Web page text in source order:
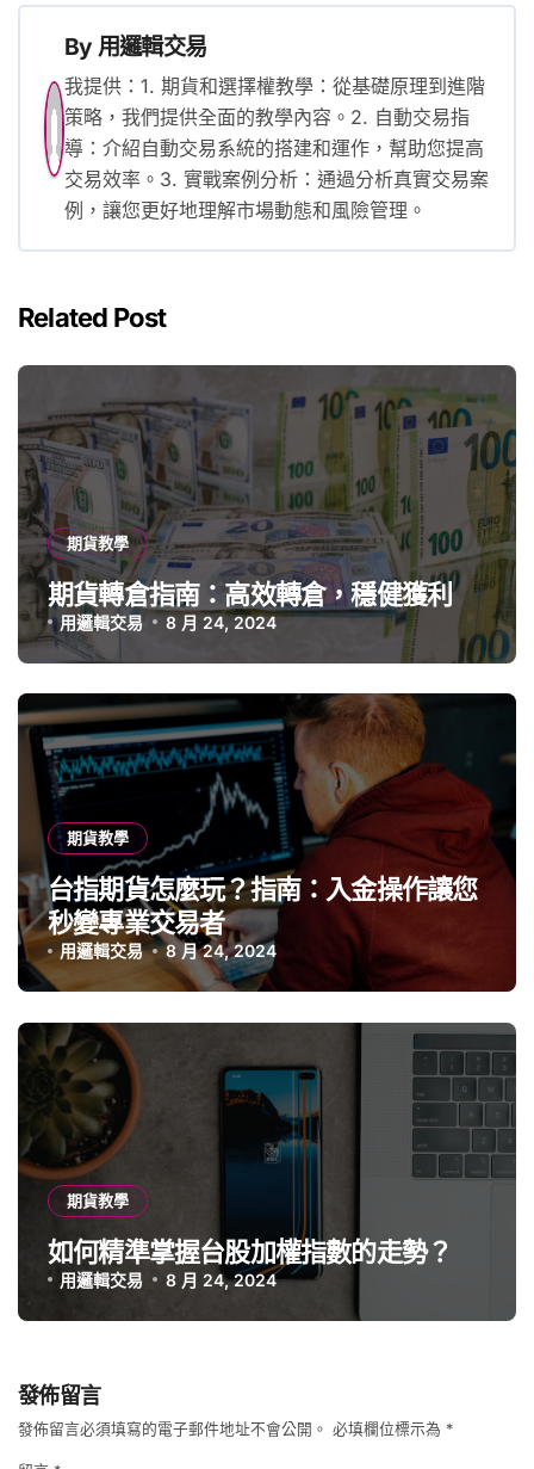
By 用邏輯交易
我提供：1. 期貨和選擇權教學：從基礎原理到進階
策略，我們提供全面的教學內容。2. 自動交易指
導：介紹自動交易系統的搭建和運作，幫助您提高
交易效率。3. 實戰案例分析：通過分析真實交易案
例，讓您更好地理解市場動態和風險管理。
Related Post
期貨教學
期貨轉倉指南：高效轉倉，穩健獲利
用邏輯交易 8 月 24, 2024
期貨教學
台指期貨怎麼玩？指南：入金操作讓您
秒變專業交易者
用邏輯交易 8 月 24, 2024
期貨教學
如何精準掌握台股加權指數的走勢？
用邏輯交易 8 月 24, 2024
發佈留言
發佈留言必須填寫的電子郵件地址不會公開。 必填欄位標示為 *